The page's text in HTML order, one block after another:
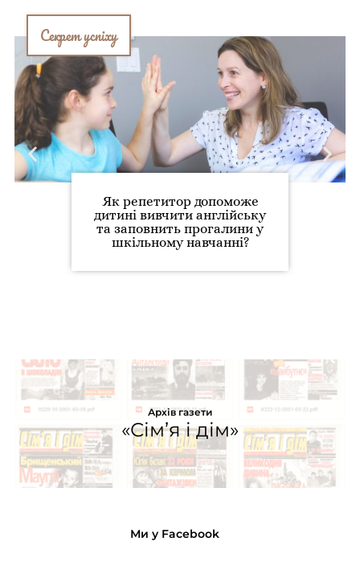
Секрет успіху
Як репетитор допоможе
дитині вивчити англійську
та заповнить прогалини у
шкільному навчанні?
Архів газети
«Сім’я і дім»
Ми у Facebook